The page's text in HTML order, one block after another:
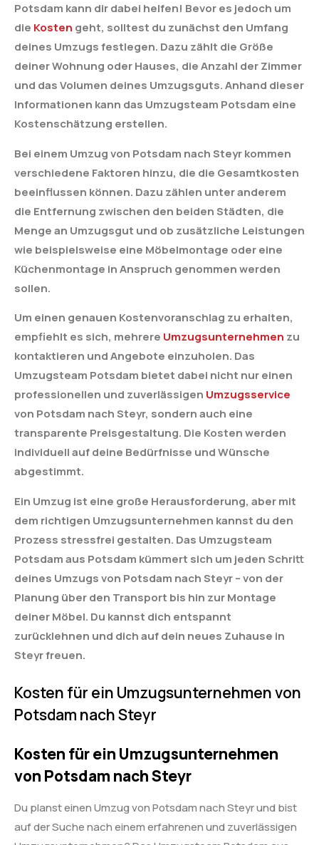
Potsdam kann dir dabei helfen! Bevor es jedoch um
die Kosten geht, solltest du zunächst den Umfang
deines Umzugs festlegen. Dazu zählt die Größe
deiner Wohnung oder Hauses, die Anzahl der Zimmer
und das Volumen deines Umzugsguts. Anhand dieser
Informationen kann das Umzugsteam Potsdam eine
Kostenschätzung erstellen.
Bei einem Umzug von Potsdam nach Steyr kommen
verschiedene Faktoren hinzu, die die Gesamtkosten
beeinflussen können. Dazu zählen unter anderem
die Entfernung zwischen den beiden Städten, die
Menge an Umzugsgut und ob zusätzliche Leistungen
wie beispielsweise eine Möbelmontage oder eine
Küchenmontage in Anspruch genommen werden
sollen.
Um einen genauen Kostenvoranschlag zu erhalten,
empfiehlt es sich, mehrere Umzugsunternehmen zu
kontaktieren und Angebote einzuholen. Das
Umzugsteam Potsdam bietet dabei nicht nur einen
professionellen und zuverlässigen Umzugsservice
von Potsdam nach Steyr, sondern auch eine
transparente Preisgestaltung. Die Kosten werden
individuell auf deine Bedürfnisse und Wünsche
abgestimmt.
Ein Umzug ist eine große Herausforderung, aber mit
dem richtigen Umzugsunternehmen kannst du den
Prozess stressfrei gestalten. Das Umzugsteam
Potsdam aus Potsdam kümmert sich um jeden Schritt
deines Umzugs von Potsdam nach Steyr – von der
Planung über den Transport bis hin zur Montage
deiner Möbel. Du kannst dich entspannt
zurücklehnen und dich auf dein neues Zuhause in
Steyr freuen.
Kosten für ein Umzugsunternehmen von
Potsdam nach Steyr
Kosten für ein Umzugsunternehmen
von Potsdam nach Steyr
Du planst einen Umzug von Potsdam nach Steyr und bist
auf der Suche nach einem erfahrenen und zuverlässigen